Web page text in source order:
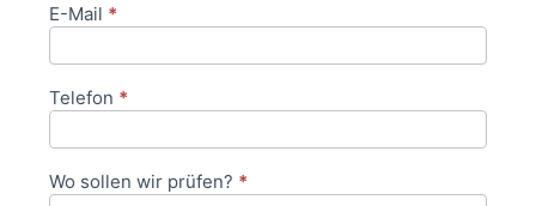
E-Mail *
Telefon *
Wo sollen wir prüfen? *